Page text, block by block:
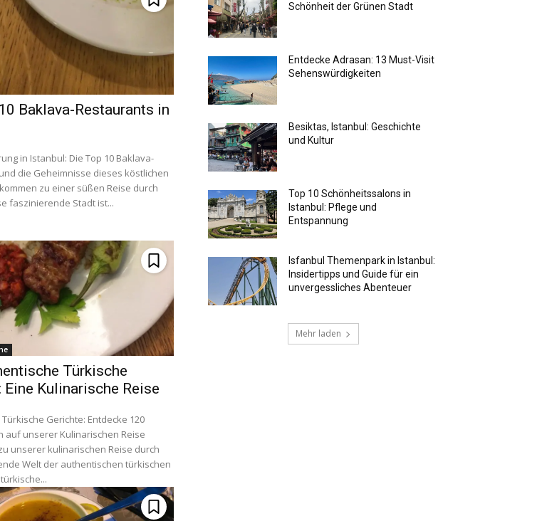
Baklava-Restaurants in
in Istanbul: Die Top 10 Baklava-
die Geheimnisse dieses köstlichen
faszinierende Stadt ist...
Türkische
Eine Kulinarische Reise
Gerichte: Entdecke 120
auf unserer Kulinarischen Reise
unserer kulinarischen Reise durch
Welt der authentischen türkischen
Schönheit der Grünen Stadt
Entdecke Adrasan: 13 Must-Visit
Sehenswürdigkeiten
Besiktas, Istanbul: Geschichte
und Kultur
Top 10 Schönheitssalons in
Istanbul: Pflege und
Entspannung
Isfanbul Themenpark in Istanbul:
Insidertipps und Guide für ein
unvergessliches Abenteuer
Mehr laden